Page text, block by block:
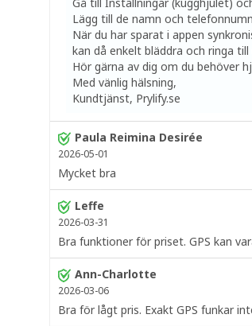
Lägg till de namn och
När du har sparat i appen
kan då enkelt bläddra och ringa
Hör gärna av dig om du behöver
Med vänlig hälsning,
Kundtjänst, Prylify.se
Paula Reimina Desirée
2026-05-01
Mycket bra
Leffe
2026-03-31
Bra funktioner för priset. GPS kan
Ann-Charlotte
2026-03-06
Bra för lågt pris. Exakt GPS funkar